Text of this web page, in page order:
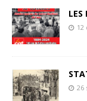
LES
12
26